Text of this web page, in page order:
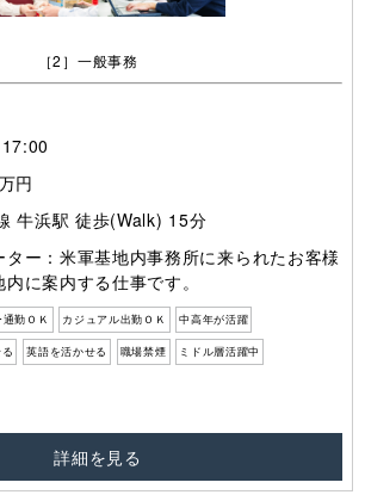
［2］一般事務
円
牛浜駅 徒歩(Walk) 15分
ター：米軍基地内事務所に来られたお客様
に案内する仕事です。
勤ＯＫ カジュアル出勤ＯＫ 中高年が活躍
英語を活かせる 職場禁煙 ミドル層活躍中
詳細を見る